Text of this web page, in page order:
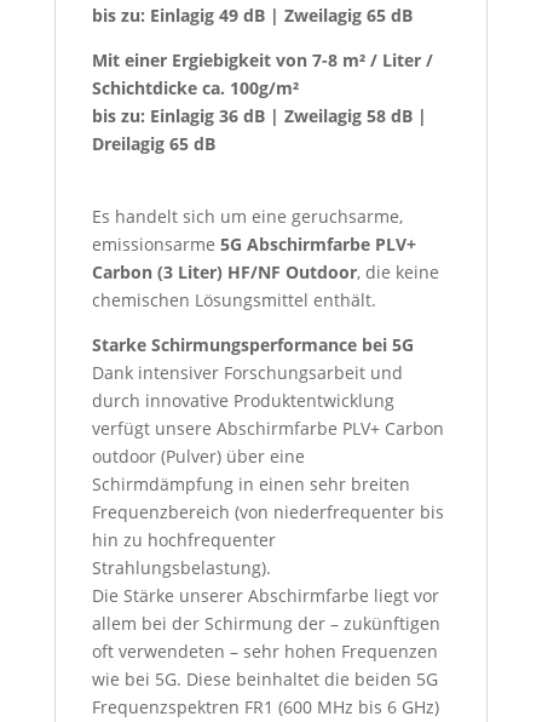
bis zu: Einlagig 49 dB | Zweilagig 65 dB
Mit einer Ergiebigkeit von 7-8 m² / Liter /
Schichtdicke ca. 100g/m²
bis zu: Einlagig 36 dB | Zweilagig 58 dB |
Dreilagig 65 dB
Es handelt sich um eine geruchsarme,
emissionsarme 5G Abschirmfarbe PLV+
Carbon (3 Liter) HF/NF Outdoor, die keine
chemischen Lösungsmittel enthält.
Starke Schirmungsperformance bei 5G
Dank intensiver Forschungsarbeit und
durch innovative Produktentwicklung
verfügt unsere Abschirmfarbe PLV+ Carbon
outdoor (Pulver) über eine
Schirmdämpfung in einen sehr breiten
Frequenzbereich (von niederfrequenter bis
hin zu hochfrequenter
Strahlungsbelastung).
Die Stärke unserer Abschirmfarbe liegt vor
allem bei der Schirmung der – zukünftigen
oft verwendeten – sehr hohen Frequenzen
wie bei 5G. Diese beinhaltet die beiden 5G
Frequenzspektren FR1 (600 MHz bis 6 GHz)